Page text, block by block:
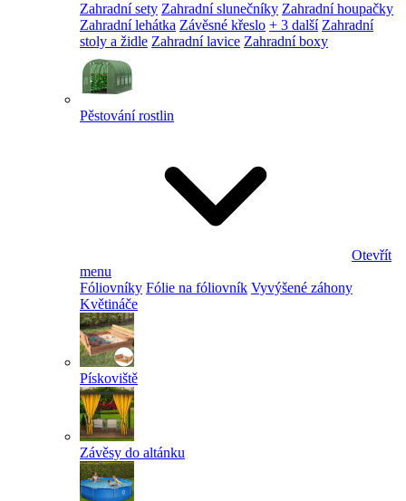
Zahradní sety Zahradní slunečníky Zahradní houpačky
Zahradní lehátka Závěsné křeslo + 3 další Zahradní
stoly a židle Zahradní lavice Zahradní boxy
Pěstování rostlin
Otevřít
menu
Fóliovníky Fólie na fóliovník Vyvýšené záhony
Květináče
Pískoviště
Závěsy do altánku